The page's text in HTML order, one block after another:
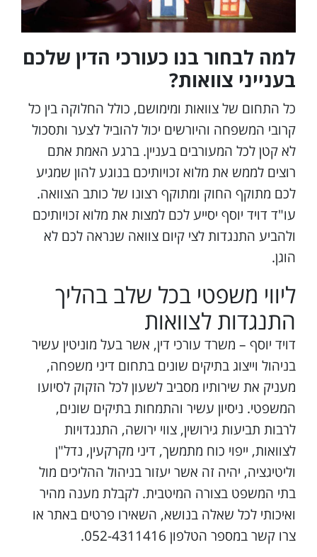
למה לבחור בנו כעורכי הדין שלכם
בענייני צוואות?
כל התחום של צוואות ומימושם, כולל החלוקה בין כל
קרובי המשפחה והיורשים יכול להוביל לצער ותסכול
לא קטן לכל המעורבים בעניין. ברגע האמת אתם
רוצים לממש את מלוא זכויותיכם בנוגע להון שמגיע
לכם מתוקף החוק ומתוקף רצונו של כותב הצוואה.
עו"ד דויד יוסף יסייע לכם למצות את מלוא זכויותיכם
ולהביע התנגדות לצי קיום צוואה שנראה לכם לא
הוגן.
ליווי משפטי בכל שלב בהליך
התנגדות לצוואות
דויד יוסף – משרד עורכי דין, אשר בעל מוניטין עשיר
בניהול וייצוג בתיקים שונים בתחום דיני משפחה,
מעניק את שירותיו מסביב לשעון לכל הזקוק לסיועו
המשפטי. ניסיון עשיר והתמחות בתיקים שונים,
לרבות תביעות גירושין, צווי ירושה, התנגדויות
לצוואות, ייפוי כוח מתמשך, דיני מקרקעין, נדל"ן
וליטיגציה, יהיה זה אשר יעזור בניהול ההליכים מול
בתי המשפט בצורה המיטבית. לקבלת מענה מהיר
ואיכותי לכל שאלה בנושא, השאירו פרטים באתר או
צרו קשר במספר הטלפון 052-4311416.